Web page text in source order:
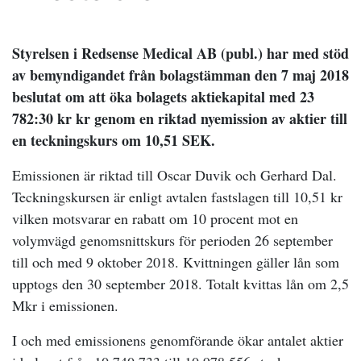
Styrelsen i Redsense Medical AB (publ.) har med stöd
av bemyndigandet från bolagstämman den 7 maj 2018
beslutat om att öka bolagets aktiekapital med 23
782:30 kr kr genom en riktad nyemission av aktier till
en teckningskurs om 10,51 SEK.
Emissionen är riktad till Oscar Duvik och Gerhard Dal.
Teckningskursen är enligt avtalen fastslagen till 10,51 kr
vilken motsvarar en rabatt om 10 procent mot en
volymvägd genomsnittskurs för perioden 26 september
till och med 9 oktober 2018. Kvittningen gäller lån som
upptogs den 30 september 2018. Totalt kvittas lån om 2,5
Mkr i emissionen.
I och med emissionens genomförande ökar antalet aktier